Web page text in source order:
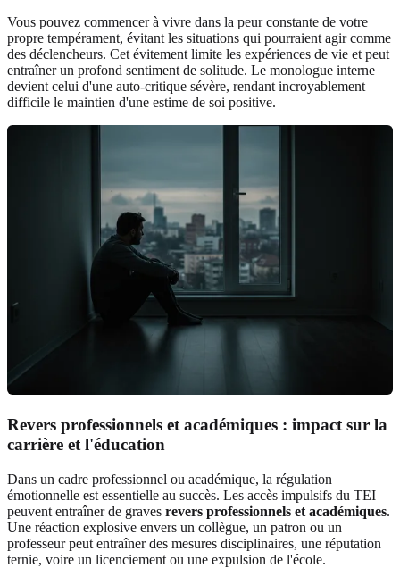
Vous pouvez commencer à vivre dans la peur constante de votre
propre tempérament, évitant les situations qui pourraient agir comme
des déclencheurs. Cet évitement limite les expériences de vie et peut
entraîner un profond sentiment de solitude. Le monologue interne
devient celui d'une auto-critique sévère, rendant incroyablement
difficile le maintien d'une estime de soi positive.
Revers professionnels et académiques : impact sur la
carrière et l'éducation
Dans un cadre professionnel ou académique, la régulation
émotionnelle est essentielle au succès. Les accès impulsifs du TEI
peuvent entraîner de graves revers professionnels et académiques.
Une réaction explosive envers un collègue, un patron ou un
professeur peut entraîner des mesures disciplinaires, une réputation
ternie, voire un licenciement ou une expulsion de l'école.